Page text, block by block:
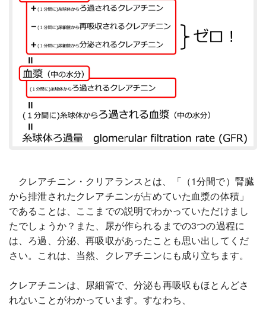
クレアチニン・クリアランスとは、「（1分間で）腎臓
から排泄されたクレアチニンが占めていた血漿の体積」
であることは、ここまでの説明でわかっていただけまし
たでしょうか？また、尿が作られるまでの3つの過程に
は、ろ過、分泌、再吸収があったことも思い出してくだ
さい。これは、当然、クレアチニンにも成り立ちます。
クレアチニンは、尿細管で、分泌も再吸収もほとんどさ
れないことがわかっています。すなわち、